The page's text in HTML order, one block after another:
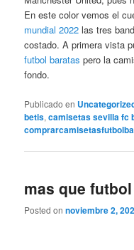
En este color vemos el
mundial 2022 las tres
costado. A primera vista
futbol baratas pero la
fondo.
Publicado en
betis,camisetas sevilla fc
mas que
Posted onnoviembre 2,